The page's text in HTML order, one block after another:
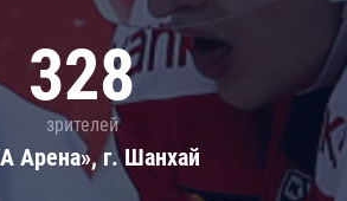
328
зрителей
Арена», г. Шанхай